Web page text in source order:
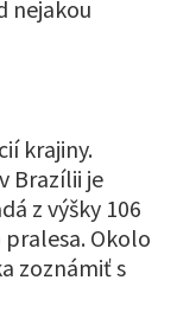
nejakou
krajiny.
Brazílii je
z výšky 106
Okolo
zoznámiť s